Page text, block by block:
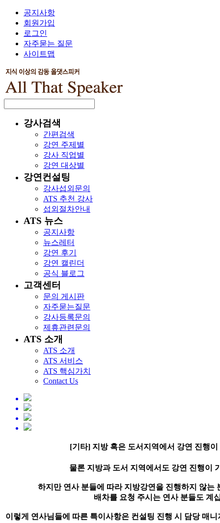
공지사항
회원가입
로그인
자주묻는 질문
사이트맵
강사검색
간편검색
강연 주제별
강사 직업별
강연 대상별
강연컨설팅
강사섭외문의
ATS 추천 강사
섭외절차안내
ATS 뉴스
공지사항
뉴스레터
강연 후기
강연 캘린더
공식 블로그
고객센터
문의 게시판
자주묻는질문
강사등록문의
제휴관련문의
ATS 소개
ATS 소개
ATS 서비스
ATS 핵심가치
Contact Us
[기타] 지방 혹은 도서지역에서 강연 진행
물론 지방과 도서 지역에서도 강연 진행이
하지만 연사 분들에 따라 지방강연을 진행하지 않는
배차를 요청 주시는 연사 분들도 계
이렇게 연사님들에 따른 특이사항은 컨설팅 진행 시 담당 매